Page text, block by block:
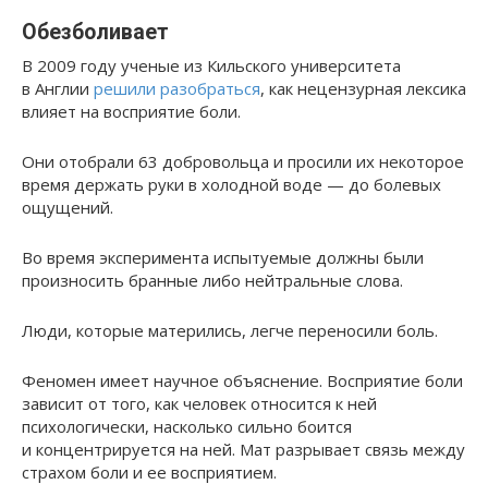
Обезболивает
В 2009 году ученые из Кильского университета
в Англии решили разобраться, как нецензурная лексика
влияет на восприятие боли.
Они отобрали 63 добровольца и просили их некоторое
время держать руки в холодной воде — до болевых
ощущений.
Во время эксперимента испытуемые должны были
произносить бранные либо нейтральные слова.
Люди, которые матерились, легче переносили боль.
Феномен имеет научное объяснение. Восприятие боли
зависит от того, как человек относится к ней
психологически, насколько сильно боится
и концентрируется на ней. Мат разрывает связь между
страхом боли и ее восприятием.